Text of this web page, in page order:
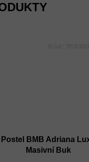
Postel BMB Adriana
Masivní Buk